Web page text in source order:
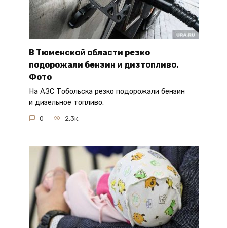
В Тюменской области резко
подорожали бензин и дизтопливо.
Фото
На АЗС Тобольска резко подорожали бензин
и дизельное топливо.
0 2.3к.